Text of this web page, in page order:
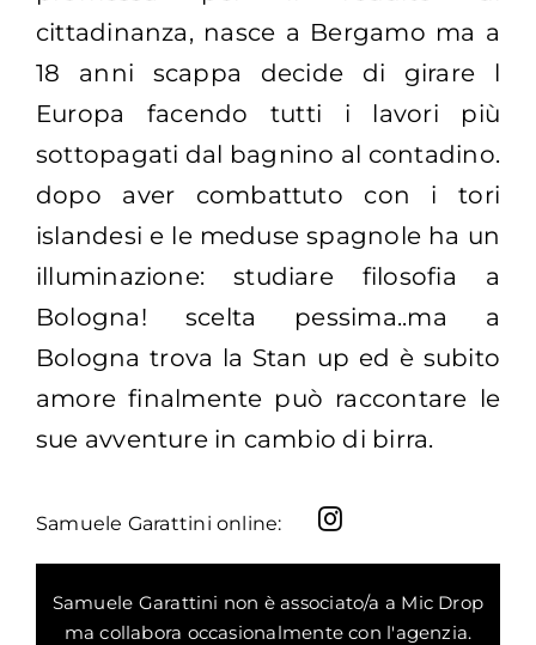
cittadinanza, nasce a Bergamo ma a
18 anni scappa decide di girare l
Europa facendo tutti i lavori più
sottopagati dal bagnino al contadino.
dopo aver combattuto con i tori
islandesi e le meduse spagnole ha un
illuminazione: studiare filosofia a
Bologna! scelta pessima..ma a
Bologna trova la Stan up ed è subito
amore finalmente può raccontare le
sue avventure in cambio di birra.
Samuele Garattini online:
Samuele Garattini non è associato/a a Mic Drop
ma collabora occasionalmente con l'agenzia.